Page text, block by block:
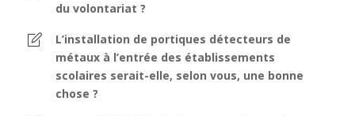
du volontariat ?
L’installation de portiques détecteurs de
métaux à l’entrée des établissements
scolaires serait-elle, selon vous, une bonne
chose ?